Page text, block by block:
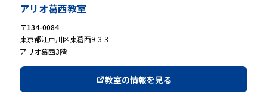
アリオ葛西教室
〒134-0084
東京都江戸川区東葛西9-3-3
アリオ葛西3階
教室の情報を見る